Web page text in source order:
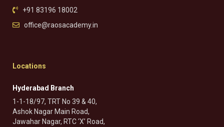
+91 83196 18002
office@raosacademy.in
Locations
Hyderabad Branch
1-1-18/97, TRT No 39 & 40,
Ashok Nagar Main Road,
Jawahar Nagar, RTC ‘X’ Road,